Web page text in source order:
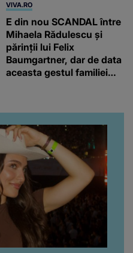
VIVA.RO
E din nou SCANDAL între
Mihaela Rădulescu și
părinții lui Felix
Baumgartner, dar de data
aceasta gestul familiei
noastră! Fostei
prezentatoare nici că-i
vine să creadă că s-a
ajuns până aici, dar e
adevărat, au făcut-o și pe
asta! Și ce a ieșit la iveală
ar fi prea mult pentru
oricine: "Cu… mine, fata
româncă...”